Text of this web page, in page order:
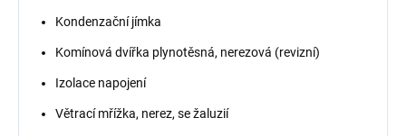
Kondenzační jímka
Komínová dvířka plynotěsná, nerezová (revizní)
Izolace napojení
Větrací mřížka, nerez, se žaluzií